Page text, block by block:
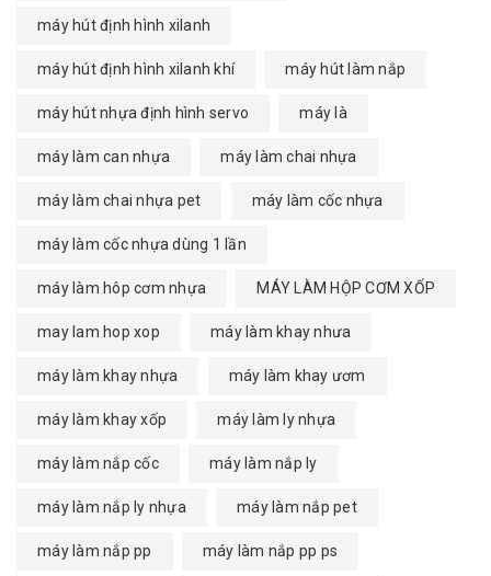
máy hút định hình xilanh
máy hút định hình xilanh khí máy hút làm nắp
máy hút nhựa định hình servo máy là
máy làm can nhựa máy làm chai nhựa
máy làm chai nhựa pet máy làm cốc nhựa
máy làm cốc nhựa dùng 1 lần
máy làm hôp cơm nhựa MÁY LÀM HỘP CƠM XỐP
may lam hop xop máy làm khay nhưa
máy làm khay nhựa máy làm khay ươm
máy làm khay xốp máy làm ly nhựa
máy làm nắp cốc máy làm nắp ly
máy làm nắp ly nhựa máy làm nắp pet
máy làm nắp pp máy làm nắp pp ps